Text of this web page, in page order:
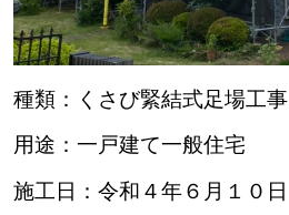
種類：くさび緊結式足場工事
用途：一戸建て一般住宅
施工日：令和４年６月１０日